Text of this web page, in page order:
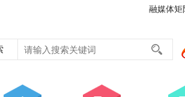
融媒体矩